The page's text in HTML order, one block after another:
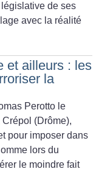
de ses
avec la réalité
et ailleurs : les
la
Perotto le
(Drôme),
pour imposer dans
lors du
le moindre fait